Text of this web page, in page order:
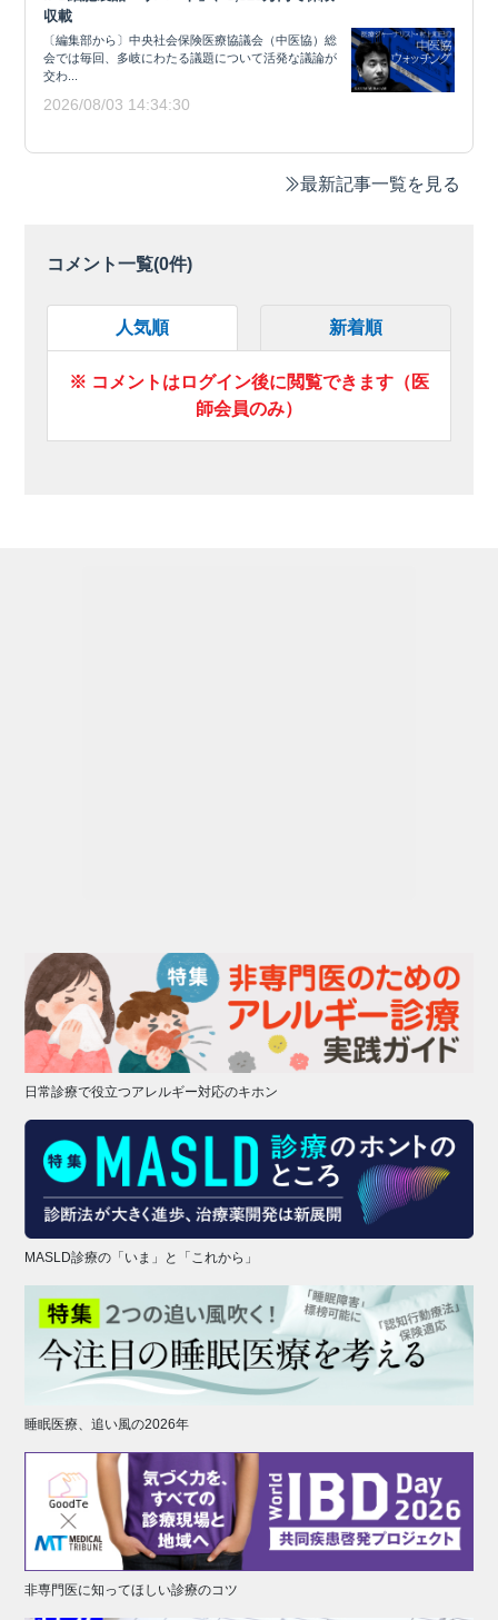
収載
〔編集部から〕中央社会保険医療協議会（中医協）総
会では毎回、多岐にわたる議題について活発な議論が
交わ...
2026/08/03 14:34:30
最新記事一覧を見る
コメント一覧(0件)
人気順 新着順
※ コメントはログイン後に閲覧できます（医
師会員のみ）
日常診療で役立つアレルギー対応のキホン
MASLD診療の「いま」と「これから」
睡眠医療、追い風の2026年
非専門医に知ってほしい診療のコツ